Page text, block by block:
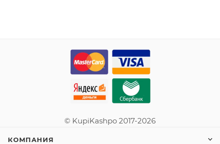
© KupiKashpo 2017-2026
КОМПАНИЯ